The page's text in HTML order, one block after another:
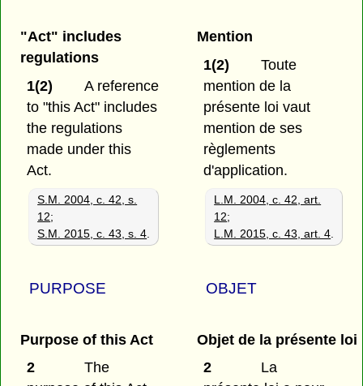
"Act" includes
regulations
1(2)
A reference
to "this Act" includes
the regulations
made under this
Act.
S.M. 2004, c. 42, s.
12;
S.M. 2015, c. 43, s. 4
Mention
1(2)
Toute
mention de la
présente loi vaut
mention de ses
règlements
d'application.
L.M. 2004, c. 42, art.
12;
L.M. 2015, c. 43, art. 4
PURPOSE OBJET
Purpose of this Act
2
The
Objet de la présente loi
2
La